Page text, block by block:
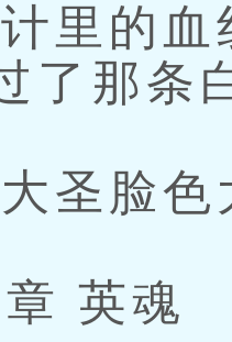
里的血
了那条
圣脸色
英魂